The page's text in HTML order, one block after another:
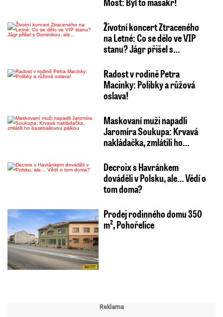
Životní koncert Ztraceného
na Letné: Co se dělo ve VIP
stanu? Jágr přišel s…
Radost v rodině Petra
Macinky: Polibky a růžová
oslava!
Maskovaní muži napadli
Jaromíra Soukupa: Krvavá
nakládačka, zmlátili ho…
Decroix s Havránkem
dováděli v Polsku, ale… Vědí o
tom doma?
Prodej rodinného domu 350
m², Pohořelice